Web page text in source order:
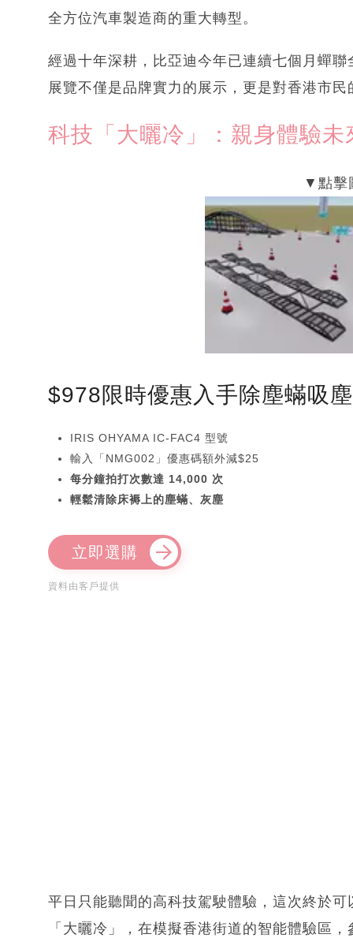
全方位汽車製造商的重大轉型。
經過十年深耕，比亞迪今年已連續七個月蟬
展覽不僅是品牌實力的展示，更是對香港市民
科技「大曬冷」：親身體驗未
$978限時優惠入手除塵蟎吸
IRIS OHYAMA IC-FAC4 型號
輸入「NMG002」優惠碼額外減$25
每分鐘拍打次數達 14,000 次
輕鬆清除床褥上的塵蟎、灰塵
立即選購
資料由客戶提供
平日只能聽聞的高科技駕駛體驗，這次終於
「大曬冷」，在模擬香港街道的智能體驗區